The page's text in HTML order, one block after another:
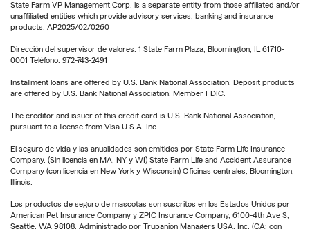
State Farm VP Management Corp. is a separate entity from those affiliated and/or
unaffiliated entities which provide advisory services, banking and insurance
products. AP2025/02/0260
Dirección del supervisor de valores: 1 State Farm Plaza, Bloomington, IL 61710-
0001 Teléfono: 972-743-2491
Installment loans are offered by U.S. Bank National Association. Deposit products
are offered by U.S. Bank National Association. Member FDIC.
The creditor and issuer of this credit card is U.S. Bank National Association,
pursuant to a license from Visa U.S.A. Inc.
El seguro de vida y las anualidades son emitidos por State Farm Life Insurance
Company. (Sin licencia en MA, NY y WI) State Farm Life and Accident Assurance
Company (con licencia en New York y Wisconsin) Oficinas centrales, Bloomington,
Illinois.
Los productos de seguro de mascotas son suscritos en los Estados Unidos por
American Pet Insurance Company y ZPIC Insurance Company, 6100-4th Ave S,
Seattle, WA 98108. Administrado por Trupanion Managers USA, Inc. (CA: con